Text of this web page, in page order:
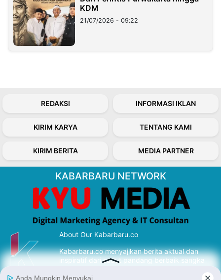
KDM
21/07/2026 - 09:22
REDAKSI INFORMASI IKLAN
KIRIM KARYA TENTANG KAMI
KIRIM BERITA MEDIA PARTNER
KABARBARU NETWORK
About Our Kabarbaru.co
Kabarbaru.co menyajikan berita aktual dan
inspiratif dari sudut pandang berbaik sangka